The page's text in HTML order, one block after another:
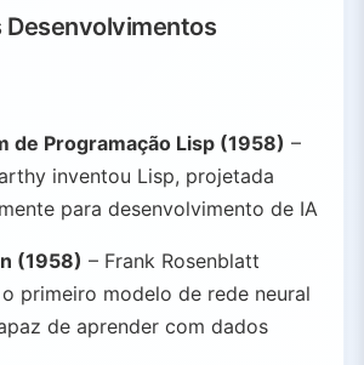
Desenvolvimentos
de Programação Lisp (1958) –
inventou Lisp, projetada
para desenvolvimento de IA
(1958) – Frank Rosenblatt
primeiro modelo de rede neural
de aprender com dados